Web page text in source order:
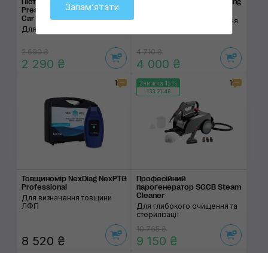
Пістолет MaxShine High
Pressure Short Wand Spray
Car Wash Gun
Для мийки високого тиску
2 690 ₴
2 290 ₴
Торнадор SGCB Car Cleaning
Для ефективного очищення
4 710 ₴
4 000 ₴
1
Товщиномір NexDiag NexPTG
Professional
Для визначення товщини
ЛФП
8 520 ₴
Знижка 15%
133:21:46
1
Професійний
парогенератор SGCB Steam
Cleaner
Для глибокого очищення та
стерилізації
10 765 ₴
9 150 ₴
Запамʼятати